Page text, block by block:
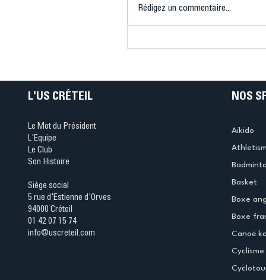
Ping ? Quand le tennis
Rédigez un commentaire...
L'US CRÉTEIL
Le Mot du Président
L'Equipe
Le Club
Son Histoire
Siège social
5 rue d'Estienne d'Orves
94000 Créteil
01 42 07 15 74
info@uscreteil.com
NOS
Aikido
Basket
Boxe
Boxe
Canoë
Cyclisme